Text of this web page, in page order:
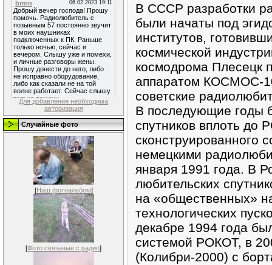
Для добавления необходима
авторизация
Случайные фото
[Наш фотоальбом]
[Фото связаные с радио]
В СССР разработки
были начаты под
институтов,
космической
космодрома Плесецк
аппаратом КОСМОС-
советские
В последующие годы
спутников вплоть до
сконструированного
немецкими
января 1991 года. В
любительских
на «общественных»
технологических
декабре 1994 года
системой РОКОТ, в
(Колибри-2000) с